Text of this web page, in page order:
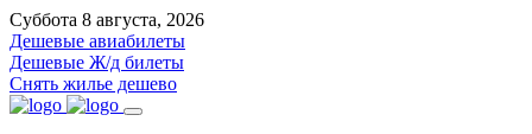
Суббота 8 августа, 2026
Дешевые авиабилеты
Дешевые Ж/д билеты
Снять жилье дешево